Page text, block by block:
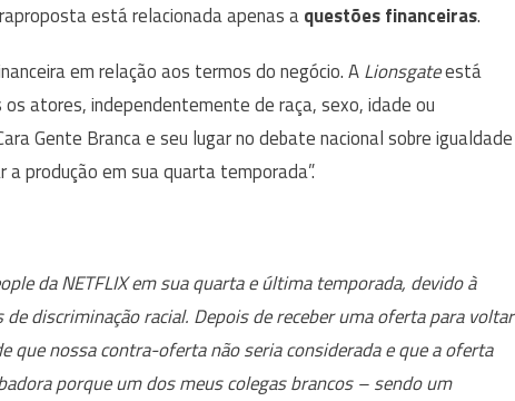
está relacionada apenas aquestões financeiras.
em relação aos termos do negócio. ALionsgateestá
atores, independentemente de raça, sexo, idade ou
Gente Branca e seu lugar no debate nacional sobre igualdade
produção em sua quarta temporada”.
da NETFLIX em sua quarta e última temporada, devido à
discriminação racial. Depois de receber uma oferta para voltar
nossa contra-oferta não seria considerada e que a oferta
porque um dos meus colegas brancos – sendo um